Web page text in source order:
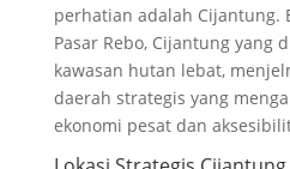
perhatian adalah Cijantung.
Pasar Rebo, Cijantung yang
kawasan hutan lebat,
daerah strategis yang
ekonomi pesat dan